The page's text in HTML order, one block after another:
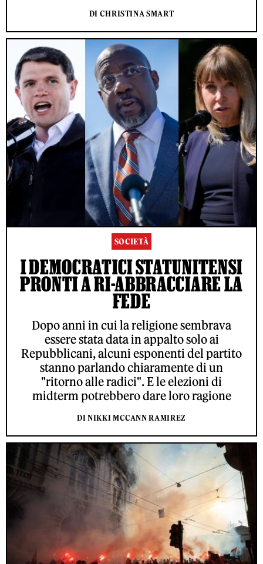
DI CHRISTINA SMART
SOCIETÀ
I DEMOCRATICI STATUNITENSI
PRONTI A RI-ABBRACCIARE LA
FEDE
Dopo anni in cui la religione sembrava
essere stata data in appalto solo ai
Repubblicani, alcuni esponenti del partito
stanno parlando chiaramente di un
"ritorno alle radici". E le elezioni di
midterm potrebbero dare loro ragione
DI NIKKI MCCANN RAMIREZ